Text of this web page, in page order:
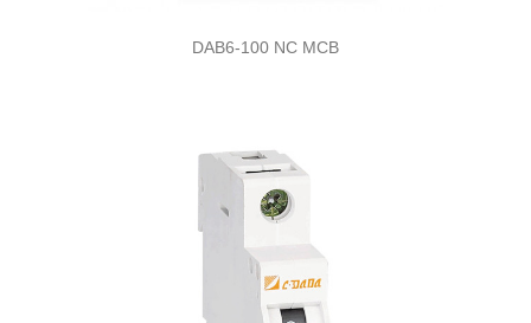
DAB6-100 NC MCB